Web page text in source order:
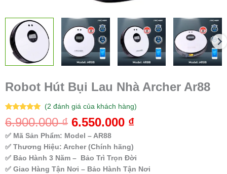
Robot Hút Bụi Lau Nhà Archer Ar88
5.00trên 5
dựa trên
2
(2 đánh giá của khách hàng)
6.900.000₫ 6.550.000 ₫
✅ Mã Sản Phẩm: Model – AR88
✅ Thương Hiệu: Archer (Chính hãng)
✅ Bảo Hành 3 Năm – Bảo Trì Trọn Đời
✅ Giao Hàng Tận Nơi – Bảo Hành Tận Nơi